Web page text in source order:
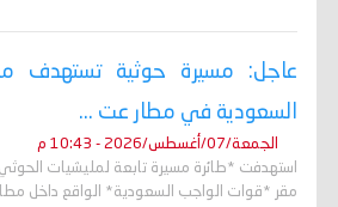
عاجل: مسيرة حوثية تستهدف
السعودية في مطار عت ...
الجمعة/07/أغسطس/2026 - 10:43 م
استهدفت *طائرة مسيرة تابعة لمليشيات
مقر *قوات الواجب السعودية* الواقع داخل